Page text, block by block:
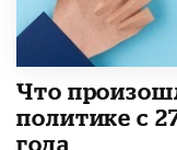
​Что
политике с
года